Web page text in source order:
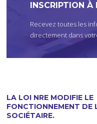
INSCRIPTION
Recevez toutes les
directement dans
LA LOI NRE MODIFIE LE
FONCTIONNEMENT DE
SOCIÉTAIRE.